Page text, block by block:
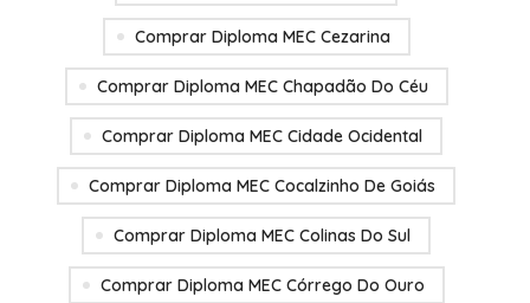
Comprar Diploma MEC Cezarina
Comprar Diploma MEC Chapadão Do Céu
Comprar Diploma MEC Cidade Ocidental
Comprar Diploma MEC Cocalzinho De Goiás
Comprar Diploma MEC Colinas Do Sul
Comprar Diploma MEC Córrego Do Ouro